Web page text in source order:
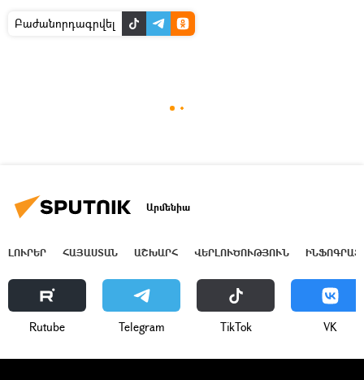
Բաժանորդագրվել
Արմենիա
ԼՈՒՐԵՐ ՀԱՅԱՍՏԱՆ ԱՇԽԱՐՀ ՎԵՐԼՈՒԾՈՒԹՅՈՒՆ
Rutube Telegram ТikТоk VK